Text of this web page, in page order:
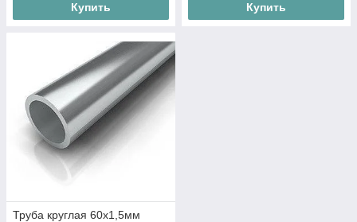
Купить Купить
Труба круглая 60х1,5мм